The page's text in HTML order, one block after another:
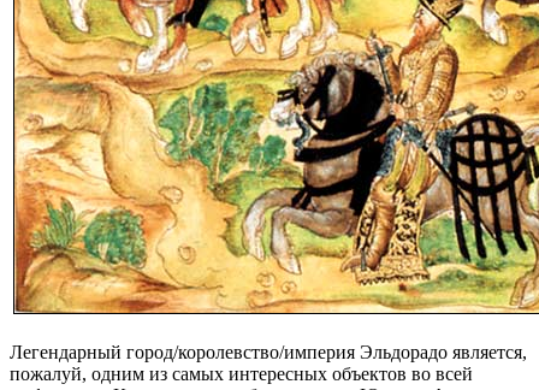
Легендарный город/королевство/империя Эльдорадо является,
пожалуй, одним из самых интересных объектов во всей